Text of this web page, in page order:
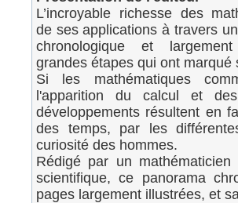
L’incroyable richesse des
de ses applications à travers
chronologique et
grandes étapes qui ont marqué
Si les mathématiques
l'apparition du calcul et
développements résultent en
des temps, par les
curiosité des hommes.
Rédigé par un
scientifique, ce panorama
pages largement illustrées, et